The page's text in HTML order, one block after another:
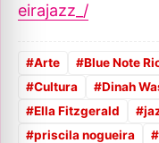
eirajazz_/
#Arte #Blue Note
#Cultura #Dinah
#Ella Fitzgerald #
#priscila nogueira #